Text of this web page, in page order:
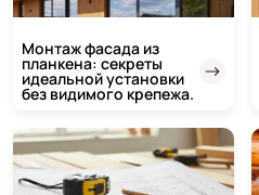
Монтаж фасада из
планкена: секреты
идеальной установки
без видимого крепежа.